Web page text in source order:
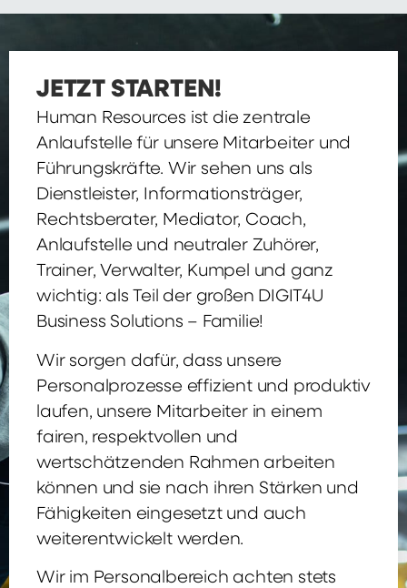
JETZT STARTEN!
Human Resources ist die zentrale
Anlaufstelle für unsere Mitarbeiter und
Führungskräfte. Wir sehen uns als
Dienstleister, Informationsträger,
Rechtsberater, Mediator, Coach,
Anlaufstelle und neutraler Zuhörer,
Trainer, Verwalter, Kumpel und ganz
wichtig: als Teil der großen DIGIT4U
Business Solutions – Familie!
Wir sorgen dafür, dass unsere
Personalprozesse effizient und produktiv
laufen, unsere Mitarbeiter in einem
fairen, respektvollen und
wertschätzenden Rahmen arbeiten
können und sie nach ihren Stärken und
Fähigkeiten eingesetzt und auch
weiterentwickelt werden.
Wir im Personalbereich achten stets